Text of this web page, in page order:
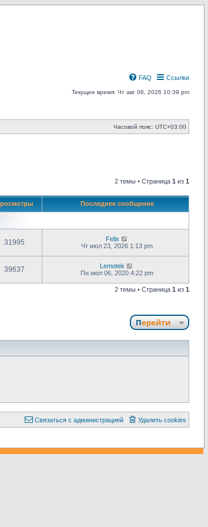
Ссылки
FAQ
Текущее время: Чт авг 06, 2026 10:39 pm
Часовой пояс: UTC+03:00
2 темы • Страница 1 из 1
Последнее сообщение
31995
Felix
Чт июл 23, 2026 1:13 pm
39637
Lemotek
Пн июл 06, 2020 4:22 pm
2 темы • Страница 1 из 1
Перейти
Удалить cookies
Связаться с администрацией